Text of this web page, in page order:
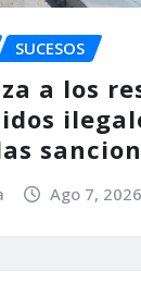
SUCESOS
a los
Ago 7, 2026